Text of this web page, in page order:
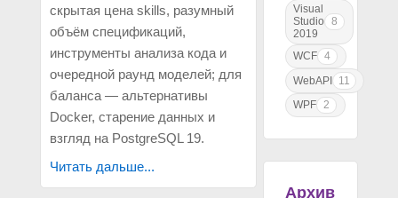
скрытая цена skills, разумный
объём спецификаций,
инструменты анализа кода и
очередной раунд моделей; для
баланса — альтернативы
Docker, старение данных и
взгляд на PostgreSQL 19.
Читать дальше...
Visual
Studio
2019
8
WCF 4
WebAPI
11
WPF 2
Архив